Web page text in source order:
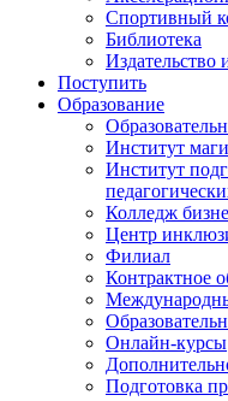
Спортивный
Библиотека
Издательство
Поступить
Образование
Институт
Институт
Колледж
Центр
Филиал
Контрактное
Онлайн-курсы
Подготовка